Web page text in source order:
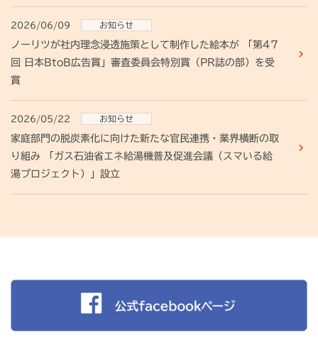
2026/06/09 お知らせ
ノーリツが社内理念浸透施策として制作した絵本が 「第47
回 日本BtoB広告賞」審査委員会特別賞（PR誌の部）を受
賞
2026/05/22 お知らせ
家庭部門の脱炭素化に向けた新たな官民連携・業界横断の取
り組み 「ガス石油省エネ給湯機普及促進会議（スマいる給
湯プロジェクト）」設立